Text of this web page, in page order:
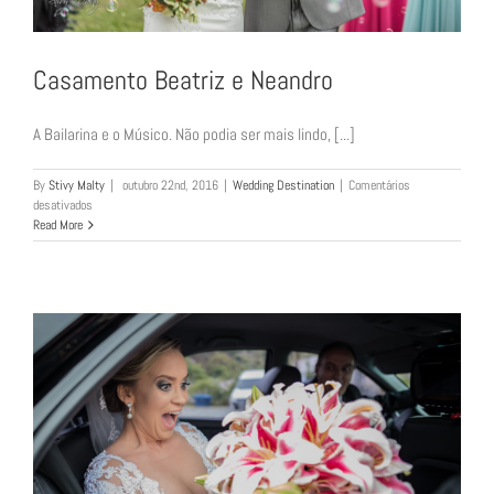
Casamento Beatriz e Neandro
A Bailarina e o Músico. Não podia ser mais lindo, [...]
ByStivy Malty | outubro 22nd, 2016 | Wedding Destination | Comentários
desativados
Casamento
Beatriz
Read More